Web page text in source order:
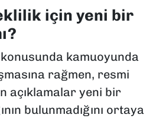
için yeni bir
kamuoyunda
rağmen, resmi
açıklamalar yeni bir
bulunmadığını ortaya